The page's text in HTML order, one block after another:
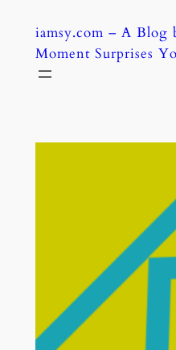
content
iamsy.com – A Blog
Moment Surprises